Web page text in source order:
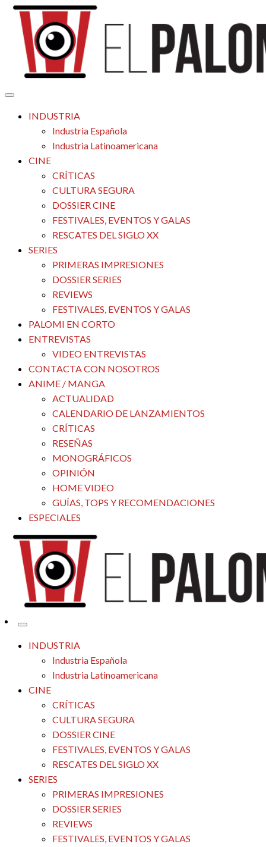
Saltar
contenido
El Palomitrón
Tu espacio de la industria de cine española y latinoamericana
INDUSTRIA
Industria Española
Industria Latinoamericana
CINE
CRÍTICAS
CULTURA SEGURA
DOSSIER CINE
FESTIVALES, EVENTOS Y GALAS
RESCATES DEL SIGLO XX
SERIES
PRIMERAS IMPRESIONES
DOSSIER SERIES
REVIEWS
FESTIVALES, EVENTOS Y GALAS
PALOMI EN CORTO
ENTREVISTAS
VIDEO ENTREVISTAS
CONTACTA CON NOSOTROS
ANIME / MANGA
ACTUALIDAD
CALENDARIO DE LANZAMIENTOS
CRÍTICAS
RESEÑAS
MONOGRÁFICOS
OPINIÓN
HOME VIDEO
GUÍAS, TOPS Y RECOMENDACIONES
ESPECIALES
El Palomitrón
Tu espacio de la industria de cine española y latinoamericana
INDUSTRIA
Industria Española
Industria Latinoamericana
CINE
CRÍTICAS
CULTURA SEGURA
DOSSIER CINE
FESTIVALES, EVENTOS Y GALAS
RESCATES DEL SIGLO XX
SERIES
PRIMERAS IMPRESIONES
DOSSIER SERIES
REVIEWS
FESTIVALES, EVENTOS Y GALAS